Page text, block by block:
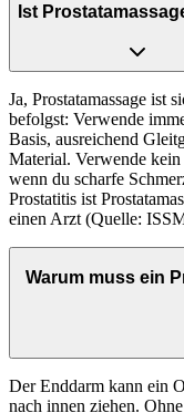
Ist
Ja, Prostatamassage ist
befolgst: Verwende
Basis, ausreichend
Material. Verwende
wenn du scharfe
Prostatitis ist
einen Arzt (Quelle:
Warum muss ein
Der Enddarm kann ein
nach innen ziehen.